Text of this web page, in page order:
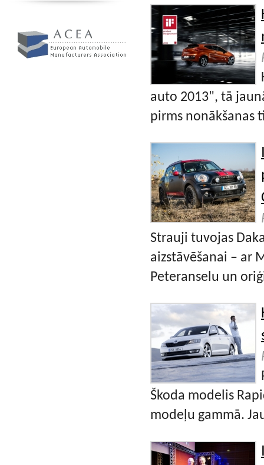
auto 2013", tā
pirms nonākšanas
Strauji tuvojas
aizstāvēšanai – ar
Peteranselu un
Škoda modelis
modeļu gammā.